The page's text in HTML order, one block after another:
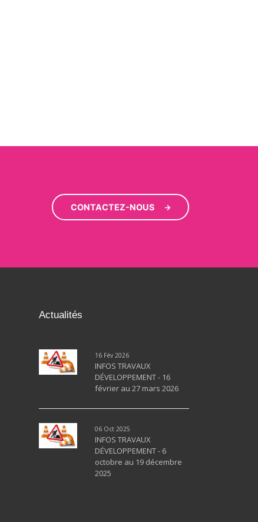
CONTACTEZ-NOUS
Actualités
16 Fév 2026
INFOS TRAVAUX
DÉVELOPPEMENT - 16
février au 27 mars 2026
06 Oct 2025
INFOS TRAVAUX
DÉVELOPPEMENT - 6
octobre au 19 décembre
2025